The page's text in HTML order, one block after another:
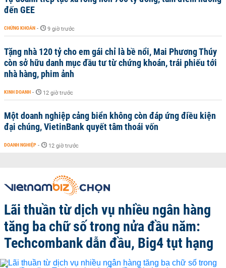
đến GEE
CHỨNG KHOÁN - 9 giờ trước
Tặng nhà 120 tỷ cho em gái chỉ là bề nổi, Mai Phương Thúy
còn sở hữu danh mục đầu tư từ chứng khoán, trái phiếu tới
nhà hàng, phim ảnh
KINH DOANH - 12 giờ trước
Một doanh nghiệp cảng biển không còn đáp ứng điều kiện
đại chúng, VietinBank quyết tâm thoái vốn
DOANH NGHIỆP - 12 giờ trước
Lãi thuần từ dịch vụ nhiều ngân hàng
tăng ba chữ số trong nửa đầu năm:
Techcombank dẫn đầu, Big4 tụt hạng